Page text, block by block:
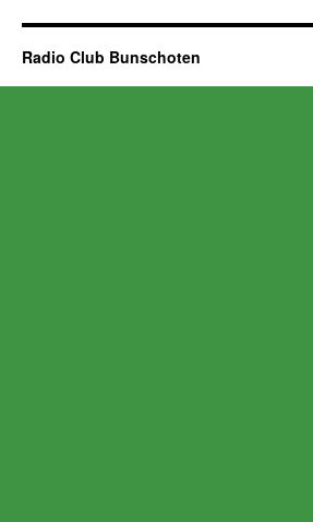
Radio Club Bunschoten